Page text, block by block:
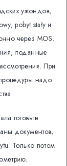
ужондов,
pobyt stały и
через MOS.
поданные
При
надо
готовьте
документов,
Только потом